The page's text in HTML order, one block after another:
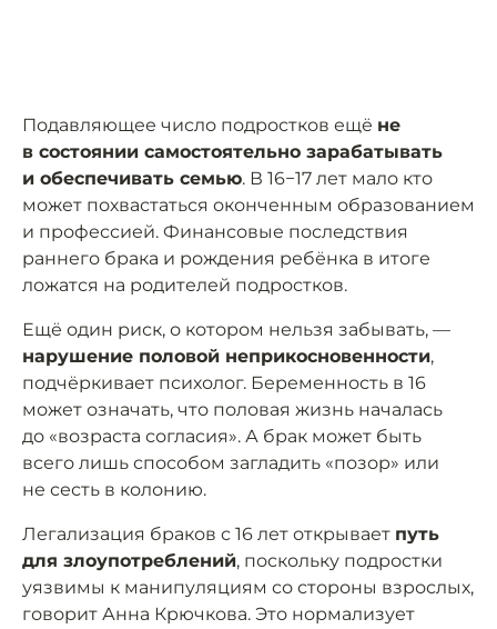
Подавляющее число подростков ещё не
в состоянии самостоятельно зарабатывать
и обеспечивать семью. В 16−17 лет мало кто
может похвастаться оконченным образованием
и профессией. Финансовые последствия
раннего брака и рождения ребёнка в итоге
ложатся на родителей подростков.
Ещё один риск, о котором нельзя забывать, —
нарушение половой неприкосновенности,
подчёркивает психолог. Беременность в 16
может означать, что половая жизнь началась
до «возраста согласия». А брак может быть
всего лишь способом загладить «позор» или
не сесть в колонию.
Легализация браков с 16 лет открывает путь
для злоупотреблений, поскольку подростки
уязвимы к манипуляциям со стороны взрослых,
говорит Анна Крючкова. Это нормализует